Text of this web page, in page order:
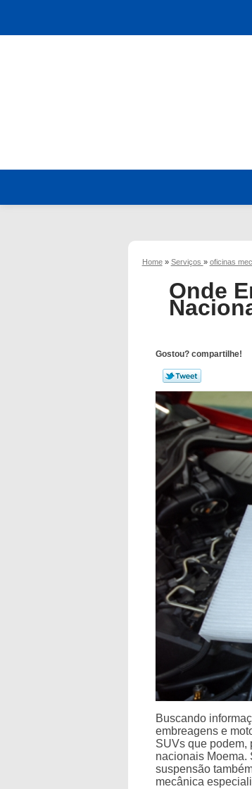
Home » Serviços » oficinas
Onde
Gostou? compartilhe!
Buscando
embreagens e
SUVs que podem,
nacionais Moema.
suspensão
mecânica